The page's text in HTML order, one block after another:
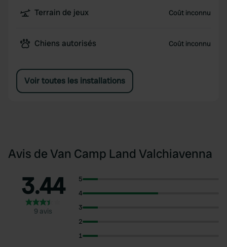
Terrain de jeux Coût inconnu
Chiens autorisés Coût inconnu
Voir toutes les installations
Avis de Van Camp Land Valchiavenna
3.44
9 avis
5
4
3
2
1